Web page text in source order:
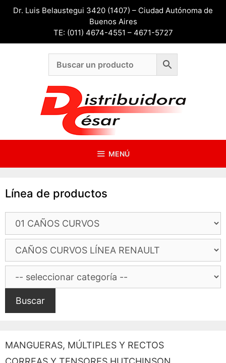
SaltarDr. Luis Belaustegui 3420 (1407) – Ciudad Autónoma de
Buenos Aires
TE: (011) 4674-4551 – 4671-5727
MENÚ
Línea de productos
Buscar
MANGUERAS, MÚLTIPLES Y RECTOS